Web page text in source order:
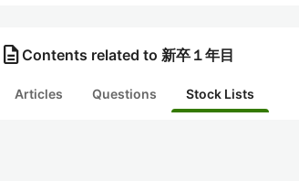
description Contents related to 新卒１年目
Articles Questions Stock Lists